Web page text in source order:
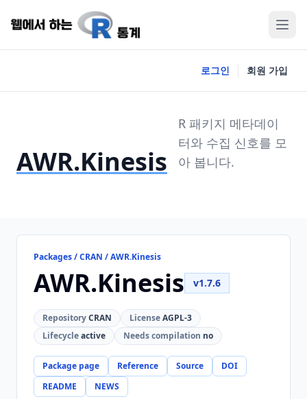
로그인 회원 가입
AWR.Kinesis
R 패키지 메타데이
터와 수집 신호를 모
아 봅니다.
Packages / CRAN / AWR.Kinesis
AWR.Kinesis v1.7.6
RepositoryCRAN LicenseAGPL-3
Lifecycleactive Needs compilation no
Package page Reference Source
DOI
README
NEWS